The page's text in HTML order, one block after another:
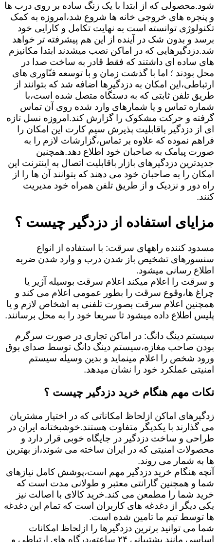
شود.محصولی که از ابتدا با یک زنگ ساده بر روی درب ها
و پنجره های خروجی خانه ها شروع شد،امروزه به کمک
تکنولوژی توانسته است به نهایت تکامل و کارایی خود
برسد و بدون شک در آینده از این هم پیشرفته تر خواهد
شد.دزدگیرهایی که در اماکن نصب میشدند ابتدا مکانیزم
های ساده ای داشتند که فقط قادر به ساخت صدا در
محل بودند ؛ اما با گذشت زمان و با توسعه فنّاوری های
ارتباطی،این امکان به دزدگیرها اضافه شد که بتوانند از
طریق تلفن ثابتی که به دستگاه متصل شده است،با
شماره تماس و یا شمارهای وارد شده روی آن تماس
گرفته و حرکت مشکوک را گزارش کند.امروزه نسل تازه
ای از دزدگیر باقابلیت پذیرش سیم کارت این امکان را
فراهم نموده که علاوه بر تماس،گزارشات لازم را به
صورت پیامک به صاحبان خود اطلاع دهد.همچنین
جدیدترین دزدگیرهای بازار باقابلیت اتصال به اینترنت این
امکان را به صاحبان خود می دهند که بتوانند آن ها را از
راه دور و نزدیک و از طریق تلفن همراه خود مدیریت
کنند.
مزایای استفاده از دزدگیر چیست ؟
مسدود کننده راههای سرقت: با استفاده از انواع
سنسورهای تشخیص باز شدن درب و وارد شدن ضربه
اطلاع رسانی میشود.
و سرقت را اعلام میکند اعلام سرقت بوسیله آژیر یا
چراغ ها،وقوع سرقت را بطور عمومی اعلام می کند و
همچنین اعلام سرقت بصورت تلفنی به اشخاص لازم و یا
پلیس اطلاع داده میشود تا سریعا خود را به محل برسانند.
سیستم دینگ دانگ: در اماکن تجاری در صورت سرگرم
بودن صاحب مغازه،سیستم دینگ دانگ توسط صدای بوق
ورود شخص را اعلام مینماید و بدین وسیله سیستم
امنیتی عملکرد خود را نشان میدهد.
نکات مهم هنگام خرید دزدگیر چیست ؟
زدگیرهای اماکن ازلحاظ امکاناتی که در اختیار مشتریان
می گذارند با یکدیگر متفاوت هستند.خوشبختانه ایران در
طراحی و ساخت دزدگیر در جایگاه خوبی قرار دارد و
محصولات امنیتی که در ایران ساخته می شوند،از بهترین
ها به شمار می روند.
آنچه هنگام خرید دزدگیر مهم است،پوشش کامل نیازهای
شما و همچنین گارانتی معتبر و طولانی مدت است که
خرید شما را مطمعن می کند.خرید کالای با اصالت نیز
یکی دیگر از دغدغه های کاربران است که تمام این دغدغه
ها توسط تیم ما تامین شده است.
شما می توانید برترین دزدگیرها را ازلحاظ امکانات
اساسی مانند پشتیبانی ۲۴ ساعته،درگاه های ارتباطی و